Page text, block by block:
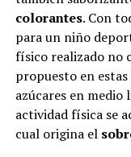
colorantes. Con
para un niño
físico realizado no
propuesto en estas
azúcares en medio
actividad física se
cual origina el